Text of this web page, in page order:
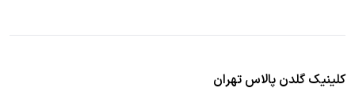
کلینیک گلدن پالاس تهران